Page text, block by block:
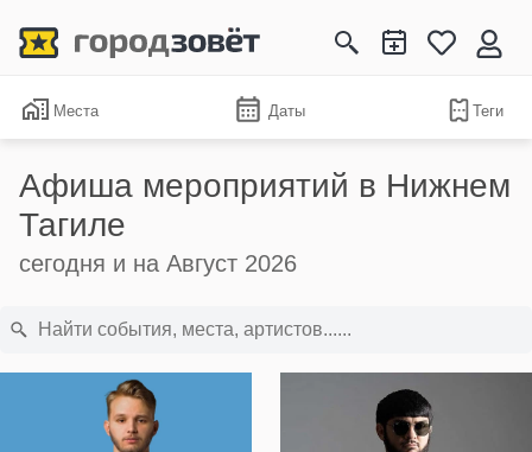
Места Даты Теги
Афиша мероприятий в Нижнем
Тагиле
сегодня и на Август 2026